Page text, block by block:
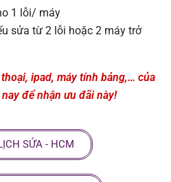
1 lỗi/ máy
sửa từ 2 lỗi hoặc 2 máy trở
ipad, máy tính bảng,… của
để nhận ưu đãi này!
SỬA - HCM